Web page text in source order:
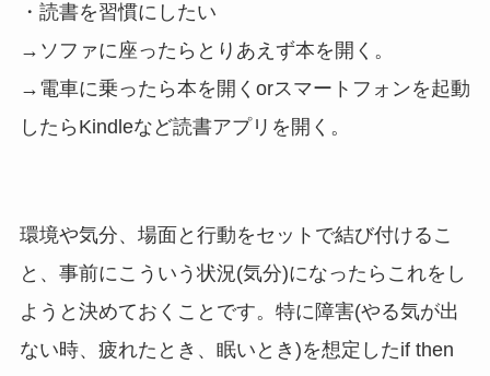
・読書を習慣にしたい
→ソファに座ったらとりあえず本を開く。
→電車に乗ったら本を開くorスマートフォンを起動
したらKindleなど読書アプリを開く。
環境や気分、場面と行動をセットで結び付けるこ
と、事前にこういう状況(気分)になったらこれをし
ようと決めておくことです。特に障害(やる気が出
ない時、疲れたとき、眠いとき)を想定したif then